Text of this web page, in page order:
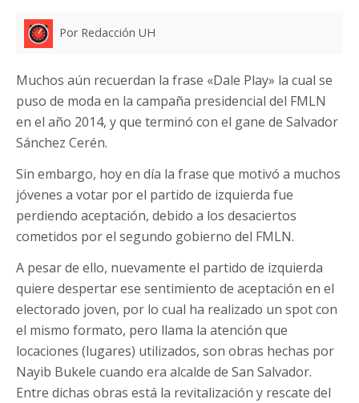
Por Redacción UH
Muchos aún recuerdan la frase «Dale Play» la cual se
puso de moda en la campaña presidencial del FMLN
en el año 2014, y que terminó con el gane de Salvador
Sánchez Cerén.
Sin embargo, hoy en día la frase que motivó a muchos
jóvenes a votar por el partido de izquierda fue
perdiendo aceptación, debido a los desaciertos
cometidos por el segundo gobierno del FMLN.
A pesar de ello, nuevamente el partido de izquierda
quiere despertar ese sentimiento de aceptación en el
electorado joven, por lo cual ha realizado un spot con
el mismo formato, pero llama la atención que
locaciones (lugares) utilizados, son obras hechas por
Nayib Bukele cuando era alcalde de San Salvador.
Entre dichas obras está la revitalización y rescate del